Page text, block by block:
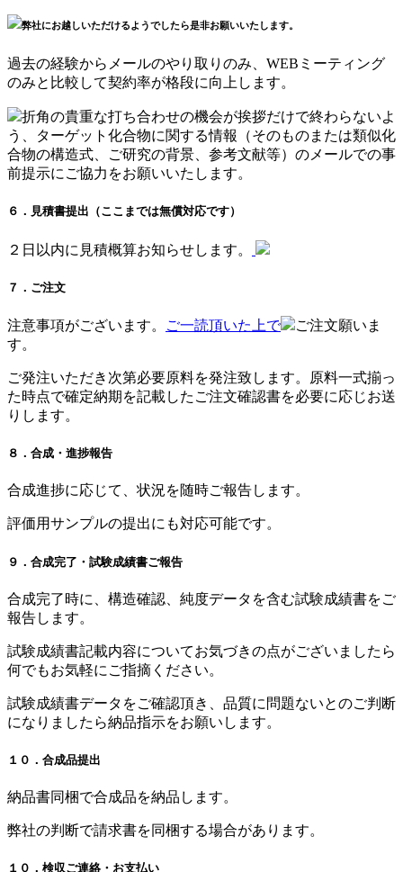
弊社にお越しいただけるようでしたら是非お願いいたします。
過去の経験からメールのやり取りのみ、WEBミーティング
のみと比較して契約率が格段に向上します。
折角の貴重な打ち合わせの機会が挨拶だけで終わらないよ
う、ターゲット化合物に関する情報（そのものまたは類似化
合物の構造式、ご研究の背景、参考文献等）のメールでの事
前提示にご協力をお願いいたします。
６．見積書提出（ここまでは無償対応です）
２日以内に見積概算お知らせします。
７．ご注文
注意事項がございます。 ご一読頂いた上で
ご注文願いま
す。
ご発注いただき次第必要原料を発注致します。原料一式揃っ
た時点で確定納期を記載したご注文確認書を必要に応じお送
りします。
８．合成・進捗報告
合成進捗に応じて、状況を随時ご報告します。
評価用サンプルの提出にも対応可能です。
９．合成完了・試験成績書ご報告
合成完了時に、構造確認、純度データを含む試験成績書をご
報告します。
試験成績書記載内容についてお気づきの点がございましたら
何でもお気軽にご指摘ください。
試験成績書データをご確認頂き、品質に問題ないとのご判断
になりましたら納品指示をお願いします。
１０．合成品提出
納品書同梱で合成品を納品します。
弊社の判断で請求書を同梱する場合があります。
１０．検収ご連絡・お支払い